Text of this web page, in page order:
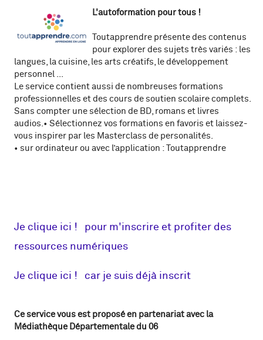
L'autoformation pour tous !
Toutapprendre présente des contenus
pour explorer des sujets très variés : les
langues, la cuisine, les arts créatifs, le développement
personnel ...
Le service contient aussi de nombreuses formations
professionnelles et des cours de soutien scolaire complets.
Sans compter une sélection de BD, romans et livres
audios.• Sélectionnez vos formations en favoris et laissez-
vous inspirer par les Masterclass de personalités.
• sur ordinateur ou avec l’application : Toutapprendre
Je clique ici ! pour m'inscrire et profiter des
ressources numériques
Je clique ici ! car je suis déjà inscrit
Ce service vous est proposé en partenariat avec la
Médiathèque Départementale du 06